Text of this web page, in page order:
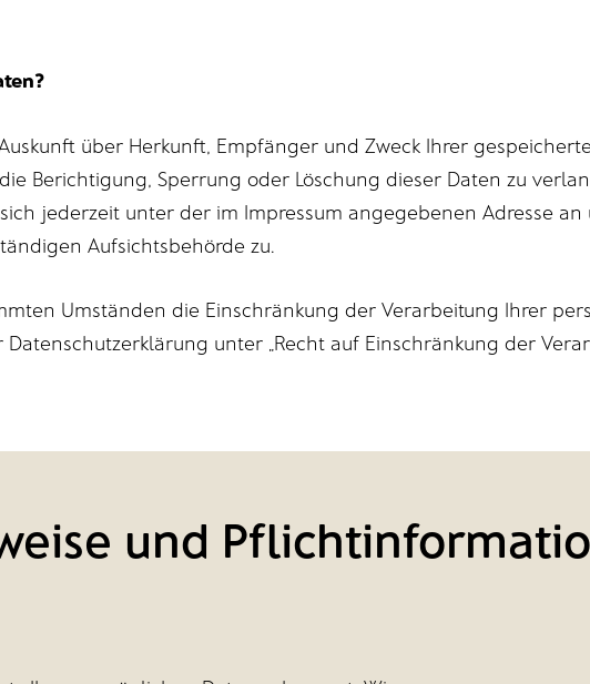
über Herkunft, Empfänger und Zweck Ihrer
Berichtigung, Sperrung oder Löschung dieser Daten zu
jederzeit unter der im Impressum angegebenen Adresse an
Aufsichtsbehörde zu.
Umständen die Einschränkung der Verarbeitung Ihrer
unter „Recht auf Einschränkung der
und